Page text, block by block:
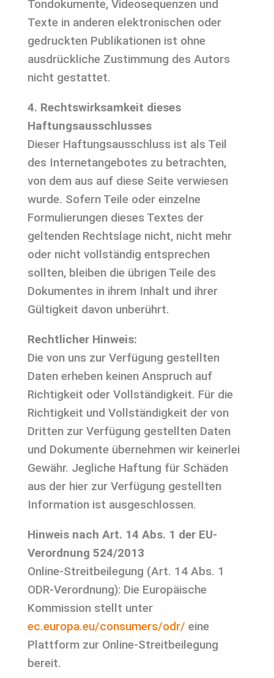
Tondokumente, Videosequenzen und
Texte in anderen elektronischen oder
gedruckten Publikationen ist ohne
ausdrückliche Zustimmung des Autors
nicht gestattet.
4. Rechtswirksamkeit dieses
Haftungsausschlusses
Dieser Haftungsausschluss ist als Teil
des Internetangebotes zu betrachten,
von dem aus auf diese Seite verwiesen
wurde. Sofern Teile oder einzelne
Formulierungen dieses Textes der
geltenden Rechtslage nicht, nicht mehr
oder nicht vollständig entsprechen
sollten, bleiben die übrigen Teile des
Dokumentes in ihrem Inhalt und ihrer
Gültigkeit davon unberührt.
Rechtlicher Hinweis:
Die von uns zur Verfügung gestellten
Daten erheben keinen Anspruch auf
Richtigkeit oder Vollständigkeit. Für die
Richtigkeit und Vollständigkeit der von
Dritten zur Verfügung gestellten Daten
und Dokumente übernehmen wir keinerlei
Gewähr. Jegliche Haftung für Schäden
aus der hier zur Verfügung gestellten
Information ist ausgeschlossen.
Hinweis nach Art. 14 Abs. 1 der EU-
Verordnung 524/2013
Online-Streitbeilegung (Art. 14 Abs. 1
ODR-Verordnung): Die Europäische
Kommission stellt unter
ec.europa.eu/consumers/odr/ eine
Plattform zur Online-Streitbeilegung
bereit.